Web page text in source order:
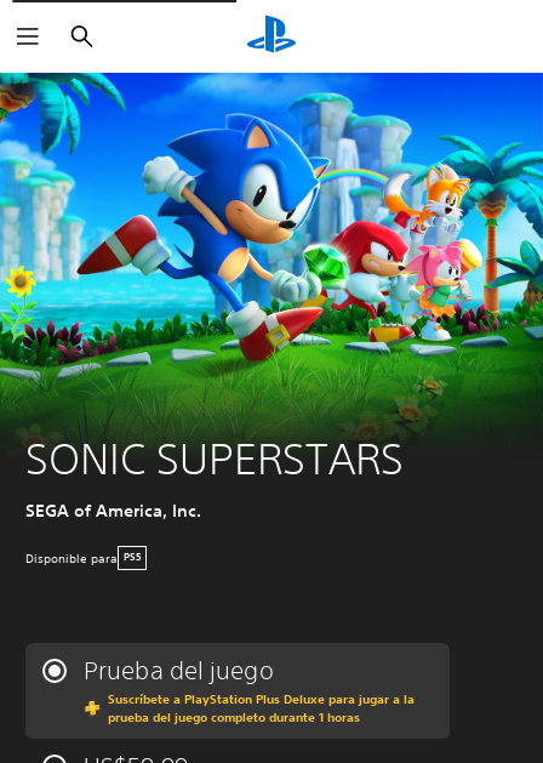
Buscar
SONIC SUPERSTARS
SEGA of America, Inc.
Disponible para PS5
Prueba del juego
Suscríbete a PlayStation Plus Deluxe para jugar a la
prueba del juego completo durante 1 horas